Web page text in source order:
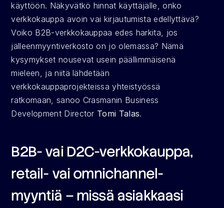
käyttöön. Näkyvätkö hinnat käyttäjälle, onko
verkkokauppa avoin vai kirjautumista edellyttävä?
Voiko B2B-verkkokauppaa edes harkita, jos
jälleenmyyntiverkosto on jo olemassa? Nämä
kysymykset nousevat usein päällimmäisenä
mieleen, ja niitä lähdetään
verkkokauppaprojekteissa yhteistyössä
ratkomaan, sanoo Crasmanin Business
Development Director Tomi Talas.
B2B- vai D2C-verkkokauppa,
retail- vai omnichannel-
myyntiä – missä asiakkaasi